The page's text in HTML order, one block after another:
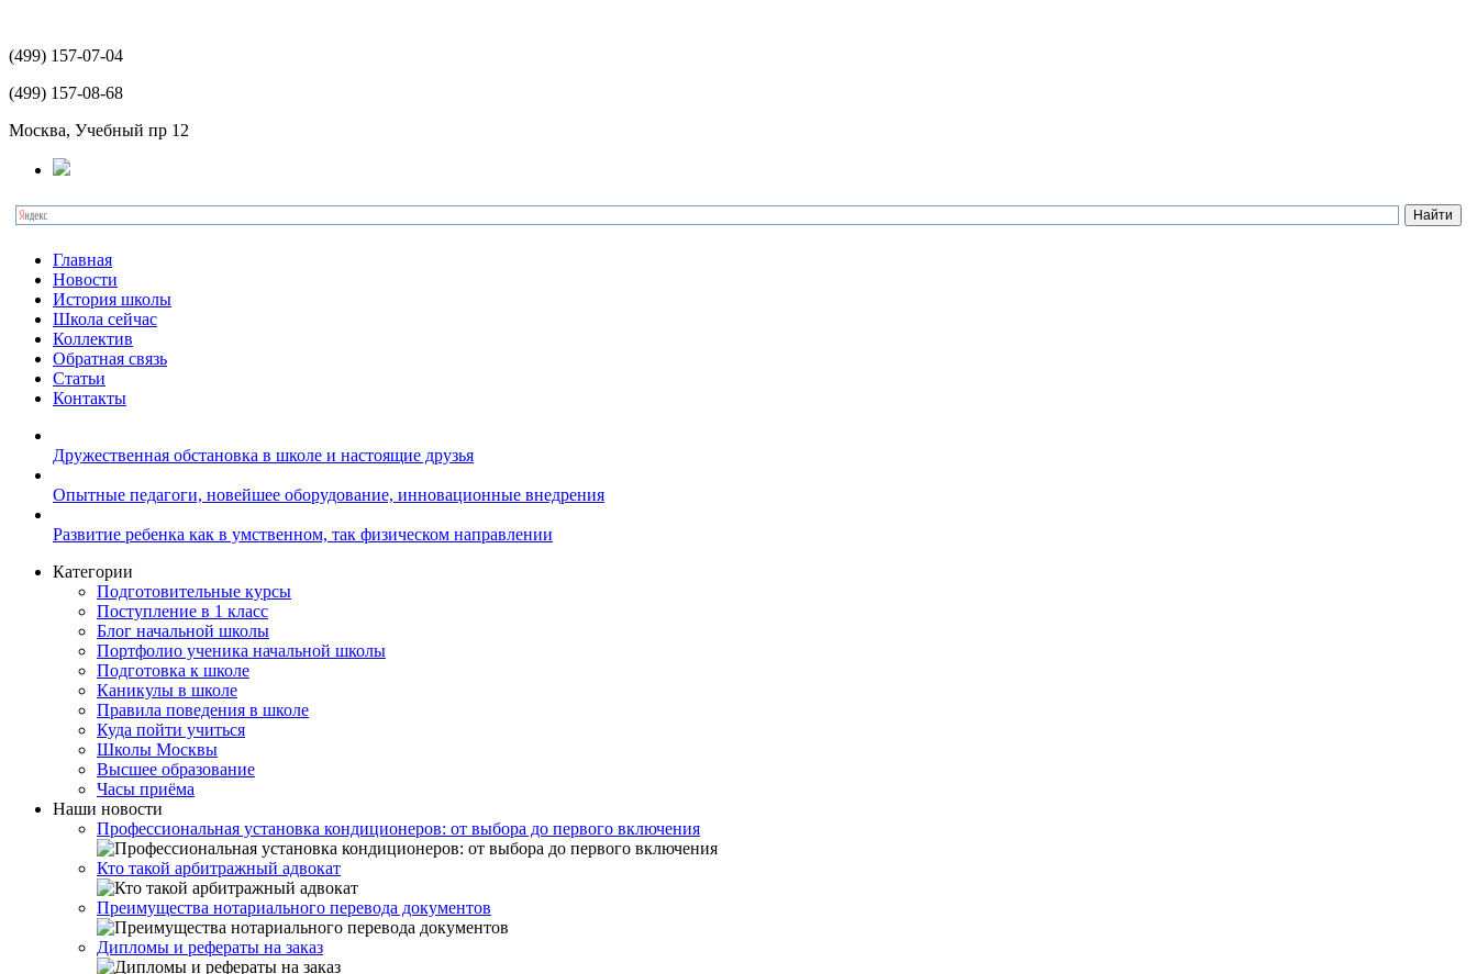
(499) 157-07-04
(499) 157-08-68
Москва, Учебный пр 12
Главная
Новости
История школы
Школа сейчас
Коллектив
Обратная связь
Статьи
Контакты
Дружественная обстановка в школе и настоящие друзья
Опытные педагоги, новейшее оборудование, инновационные внедрения
Развитие ребенка как в умственном, так физическом направлении
Категории
Подготовительные курсы
Поступление в 1 класс
Блог начальной школы
Портфолио ученика начальной школы
Подготовка к школе
Каникулы в школе
Правила поведения в школе
Куда пойти учиться
Школы Москвы
Высшее образование
Часы приёма
Наши новости
Профессиональная установка кондиционеров: от выбора до первого включения
Кто такой арбитражный адвокат
Преимущества нотариального перевода документов
Дипломы и рефераты на заказ